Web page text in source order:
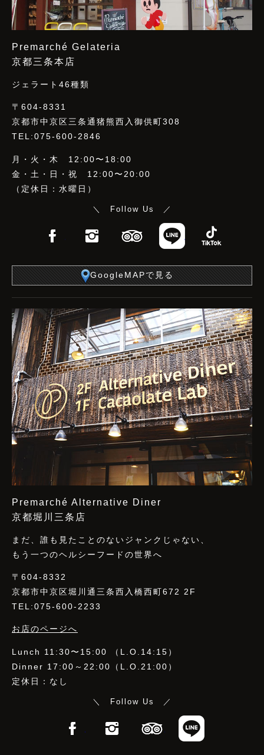
Premarché Gelateria
京都三条本店
ジェラート46種類
〒604-8331
京都市中京区三条通猪熊西入御供町308
TEL:075-600-2846
月・火・木 12:00〜18:00
金・土・日・祝 12:00〜20:00
（定休日：水曜日）
＼ Follow Us ／
FacebookInstagramTripAdvisor
LINE
GoogleMAPで見る
Premarché Alternative Diner
京都堀川三条店
まだ、誰も見たことのないジャンクじゃない、
もう一つのヘルシーフードの世界へ
〒604-8332
京都市中京区堀川通三条西入橋西町672 2F
TEL:075-600-2233
お店のページへ
Lunch 11:30〜15:00 （L.O.14:15）
Dinner 17:00～22:00（L.O.21:00）
定休日：なし
＼ Follow Us ／
FacebookInstagramTripAdvisor